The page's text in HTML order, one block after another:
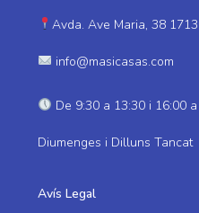
Avda. Ave Maria, 38
info@masicasas.com
De 9:30 a 13:30 i 16:00
Diumenges i Dilluns Tancat
Avís Legal